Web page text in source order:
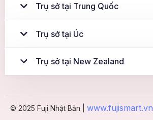
Trụ sở tại Trung Quốc
Trụ sở tại Úc
Trụ sở tại New Zealand
© 2025 Fuji Nhật Bản | www.fujismart.vn